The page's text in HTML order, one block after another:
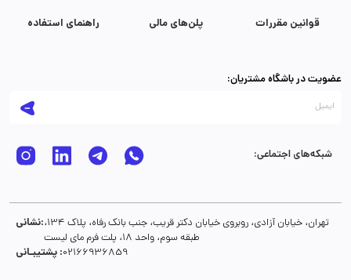
راهنمای استفاده پلن‌های مالی قوانین مقررات
عضویت در باشگاه مشتریان:
شبکه‌های اجتماعی:
نشانی:تهران، خیابان آزادی، روبروی خیابان دکتر قریب، جنب بانک رفاه، پلاک 134،
طبقه سوم، واحد 18، پلت فرم مای لیست
پشتیبـانی :02166936859